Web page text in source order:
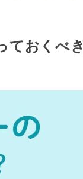
ておくべき